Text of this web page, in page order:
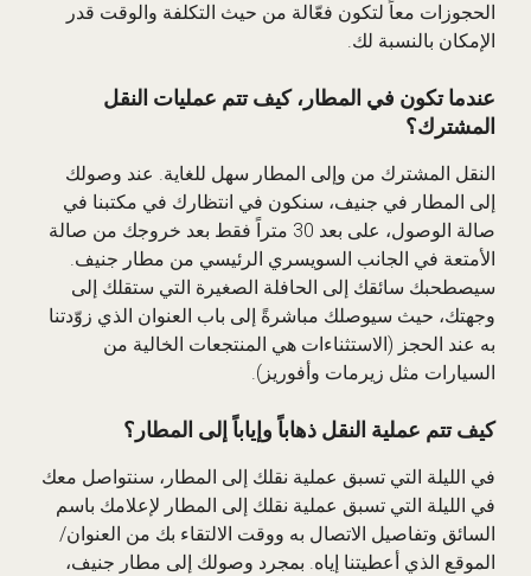
الحجوزات معاً لتكون فعّالة من حيث التكلفة والوقت قدر
الإمكان بالنسبة لك.
عندما تكون في المطار، كيف تتم عمليات النقل
المشترك؟
النقل المشترك من وإلى المطار سهل للغاية. عند وصولك
إلى المطار في جنيف، سنكون في انتظارك في مكتبنا في
صالة الوصول، على بعد 30 متراً فقط بعد خروجك من صالة
الأمتعة في الجانب السويسري الرئيسي من مطار جنيف.
سيصطحبك سائقك إلى الحافلة الصغيرة التي ستقلك إلى
وجهتك، حيث سيوصلك مباشرةً إلى باب العنوان الذي زوّدتنا
به عند الحجز (الاستثناءات هي المنتجعات الخالية من
السيارات مثل زيرمات وأفوريز).
كيف تتم عملية النقل ذهاباً وإياباً إلى المطار؟
في الليلة التي تسبق عملية نقلك إلى المطار، سنتواصل معك
في الليلة التي تسبق عملية نقلك إلى المطار لإعلامك باسم
السائق وتفاصيل الاتصال به ووقت الالتقاء بك من العنوان/
الموقع الذي أعطيتنا إياه. بمجرد وصولك إلى مطار جنيف،